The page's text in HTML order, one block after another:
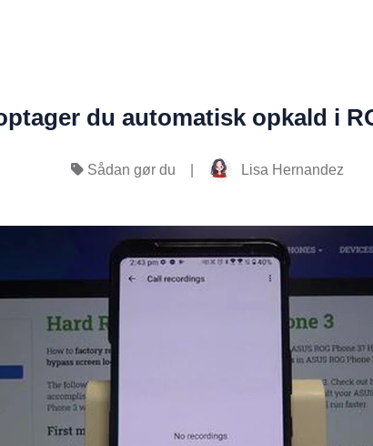
du automatisk opkald i
Sådan gør du Lisa Hernandez